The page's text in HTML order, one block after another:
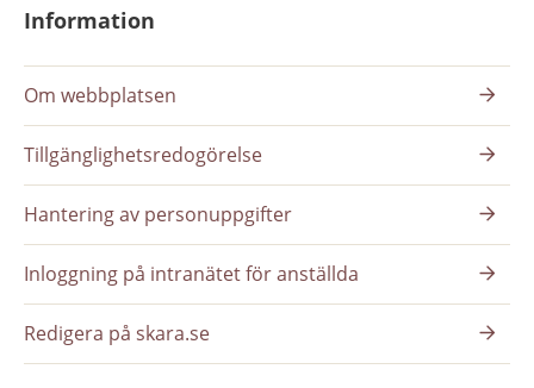
Information
Om webbplatsen
Tillgänglighetsredogörelse
Hantering av personuppgifter
Inloggning på intranätet för anställda
Redigera på skara.se